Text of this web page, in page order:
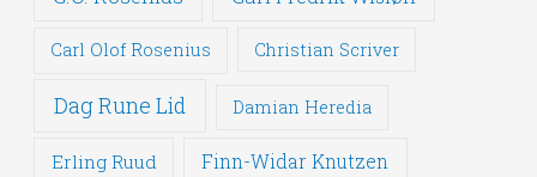
Carl Olof Rosenius Christian Scriver
Dag Rune Lid Damian Heredia
Erling Ruud Finn-Widar Knutzen